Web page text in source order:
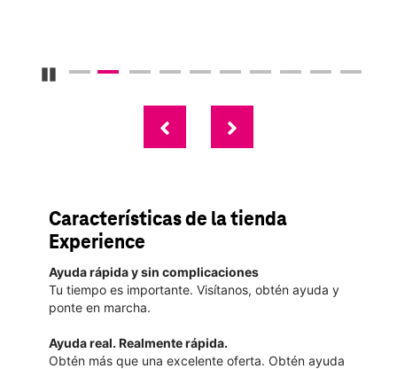
Detener carrusel
Características de la tienda
Experience
Ayuda rápida y sin complicaciones
Tu tiempo es importante. Visítanos, obtén ayuda y
ponte en marcha.
Ayuda real. Realmente rápida.
Obtén más que una excelente oferta. Obtén ayuda